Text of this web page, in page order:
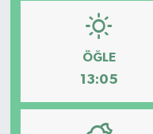
ÖĞLE
13:05